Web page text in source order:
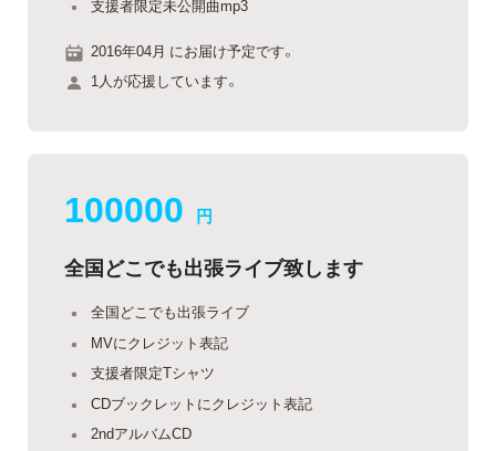
支援者限定未公開曲mp3
2016年04月 にお届け予定です。
1人が応援しています。
100000 円
全国どこでも出張ライブ致します
全国どこでも出張ライブ
MVにクレジット表記
支援者限定Tシャツ
CDブックレットにクレジット表記
2ndアルバムCD